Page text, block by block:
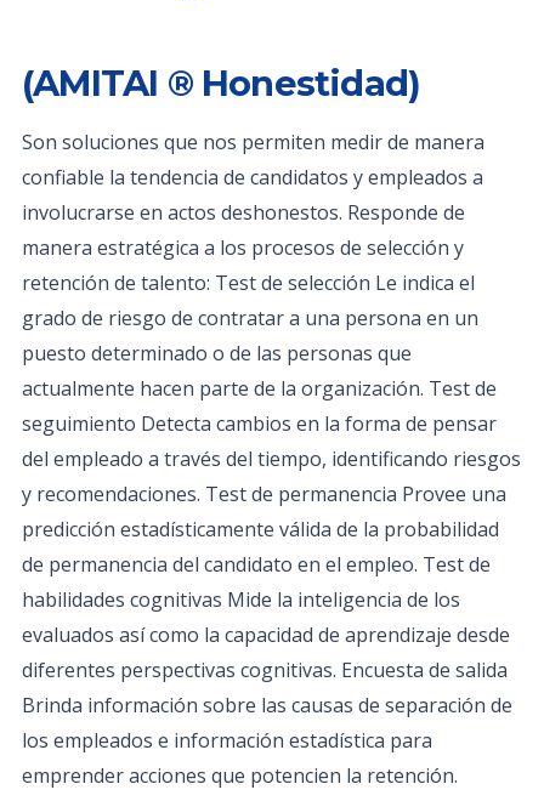
(AMITAI ® Honestidad)
Son soluciones que nos permiten medir de manera
confiable la tendencia de candidatos y empleados a
involucrarse en actos deshonestos. Responde de
manera estratégica a los procesos de selección y
retención de talento: Test de selección Le indica el
grado de riesgo de contratar a una persona en un
puesto determinado o de las personas que
actualmente hacen parte de la organización. Test de
seguimiento Detecta cambios en la forma de pensar
del empleado a través del tiempo, identificando riesgos
y recomendaciones. Test de permanencia Provee una
predicción estadísticamente válida de la probabilidad
de permanencia del candidato en el empleo. Test de
habilidades cognitivas Mide la inteligencia de los
evaluados así como la capacidad de aprendizaje desde
diferentes perspectivas cognitivas. Encuesta de salida
Brinda información sobre las causas de separación de
los empleados e información estadística para
emprender acciones que potencien la retención.